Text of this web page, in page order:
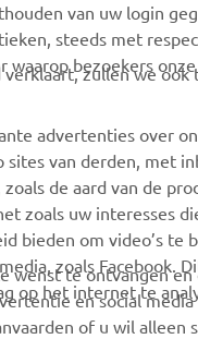
Yamaha
Yamaha
van uw login
steeds met
bezoekers
zullen we
advertenties over
van derden, met
de aard van de
zoals uw interesses
bieden om video’s te
zoals Facebook.
op het internet te
wenst te ontvangen
en social media
of u wil